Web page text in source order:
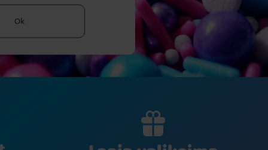
Ok